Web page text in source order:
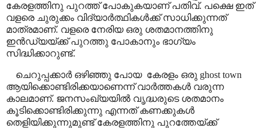
കേരളത്തിനു പുറത്ത് പോകുകയാണ് പതിവ്. പക്ഷെ ഇത്
വളരെ ചുരുക്കം വിദ്യാർത്ഥികൾക്ക് സാധിക്കുന്നത്
മാത്രമാണ്. വളരെ നേരിയ ഒരു ശതമാനത്തിനു
ഇൻഡ്യയ്ക്ക് പുറത്തു പോകാനും ഭാഗ്യം
സിദ്ധിക്കാറുണ്ട്.
ചെറുപ്പക്കാർ ഒഴിഞ്ഞു പോയ കേരളം ഒരു ghost town
ആയിക്കൊണ്ടിരിക്കയാണെന്ന് വാർത്തകൾ വരുന്ന
കാലമാണ്. ജനസംഖ്യയിൽ വൃദ്ധരുടെ ശതമാനം
കൂടിക്കൊണ്ടിരിക്കുന്നു എന്നത് കണക്കുകൾ
തെളിയിക്കുന്നുമുണ്ട്കേരളത്തിനു പുറത്തേയ്ക്ക്